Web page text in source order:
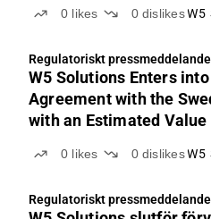
0 likes 0 dislikes W5
Regulatoriskt pressmeddelande
W5 Solutions Enters
Agreement with the
with an Estimated Value
0 likes 0 dislikes W5
Regulatoriskt pressmeddelande